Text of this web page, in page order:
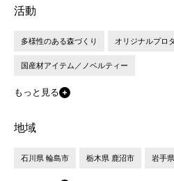
活動
多様性のある森づくり オリジナルプロ
国産材アイテム／ノベルティー
もっと見る
地域
石川県 輪島市 栃木県 鹿沼市 岩手